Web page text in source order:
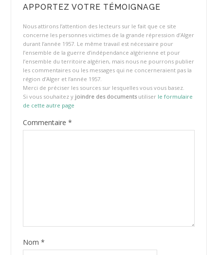
APPORTEZ VOTRE TÉMOIGNAGE
Nous attirons l’attention des lecteurs sur le fait que ce site
concerne les personnes victimes de la grande répression d’Alger
durant l’année 1957. Le même travail est nécessaire pour
l’ensemble de la guerre d’indépendance algérienne et pour
l’ensemble du territoire algérien, mais nous ne pourrons publier
les commentaires ou les messages qui ne concerneraient pas la
région d’Alger et l’année 1957.
Merci de préciser les sources sur lesquelles vous vous basez.
Si vous souhaitez y joindre des documentsutiliser le formulaire
de cette autre page
Commentaire *
Nom *